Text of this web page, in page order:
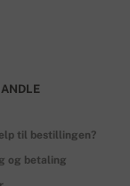
til bestillingen?
og betaling